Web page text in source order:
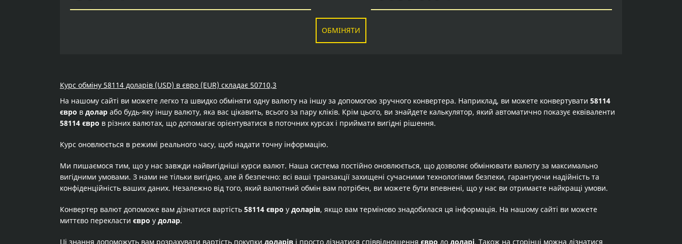
ОБМІНЯТИ
Курс обміну 58114 доларів (USD) в євро (EUR) складає 50710,3
На нашому сайті ви можете легко та швидко обміняти одну валюту на іншу за допомогою зручного конвертера. Наприклад, ви можете конвертувати 58114
євро в долар або будь-яку іншу валюту, яка вас цікавить, всього за пару кліків. Крім цього, ви знайдете калькулятор, який автоматично показує еквіваленти
58114 євро в різних валютах, що допомагає орієнтуватися в поточних курсах і приймати вигідні рішення.
Курс оновлюється в режимі реального часу, щоб надати точну інформацію.
Ми пишаємося тим, що у нас завжди найвигідніші курси валют. Наша система постійно оновлюється, що дозволяє обмінювати валюту за максимально
вигідними умовами. З нами не тільки вигідно, але й безпечно: всі ваші транзакції захищені сучасними технологіями безпеки, гарантуючи надійність та
конфіденційність ваших даних. Незалежно від того, який валютний обмін вам потрібен, ви можете бути впевнені, що у нас ви отримаєте найкращі умови.
Конвертер валют допоможе вам дізнатися вартість 58114 євро у доларів, якщо вам терміново знадобилася ця інформація. На нашому сайті ви можете
миттєво перекласти євро у долар.
Ці знання допоможуть вам розрахувати вартість покупки доларів і просто дізнатися співвідношення євро до доларі. Також на сторінці можна дізнатися